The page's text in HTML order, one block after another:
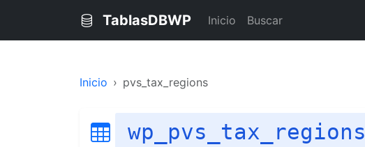
TablasDBWP Inicio Buscar
Inicio pvs_tax_regions
wp_pvs_tax_regions